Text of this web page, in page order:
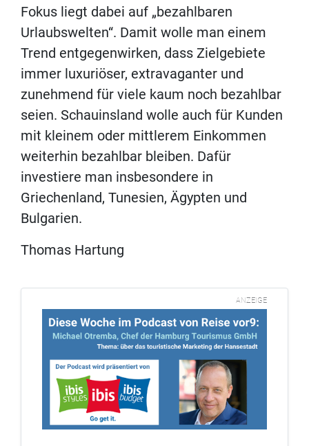
Fokus liegt dabei auf „bezahlbaren
Urlaubswelten“. Damit wolle man einem
Trend entgegenwirken, dass Zielgebiete
immer luxuriöser, extravaganter und
zunehmend für viele kaum noch bezahlbar
seien. Schauinsland wolle auch für Kunden
mit kleinem oder mittlerem Einkommen
weiterhin bezahlbar bleiben. Dafür
investiere man insbesondere in
Griechenland, Tunesien, Ägypten und
Bulgarien.
Thomas Hartung
ANZEIGE